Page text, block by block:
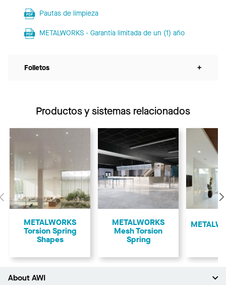
Pautas de limpieza
METALWORKS - Garantía limitada de un (1) año
Folletos +
Productos y sistemas relacionados
Anterior
METALWORKS
Torsion Spring
Shapes
METALWORKS
Mesh Torsion
Spring
About AWI